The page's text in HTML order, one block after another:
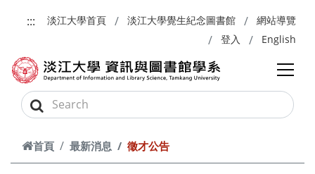
:::
淡江大學首頁 淡江大學覺生紀念圖書館
網站導覽
登入
English
首頁 最新消息 徵才公告